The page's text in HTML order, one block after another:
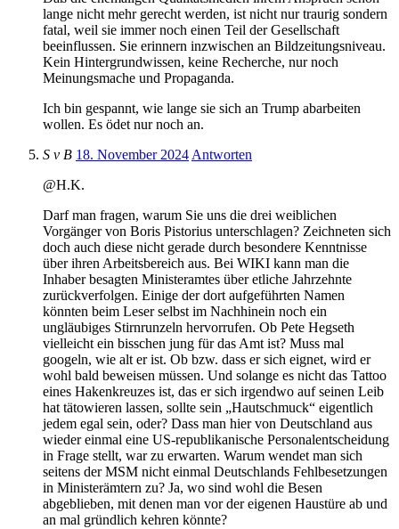
lange nicht mehr gerecht werden, ist nicht nur traurig sondern
fatal, weil sie immer noch einen Teil der Gesellschaft
beeinflussen. Sie erinnern inzwischen an Bildzeitungsniveau.
Kein Hintergrundwissen, keine Recherche, nur noch
Meinungsmache und Propaganda.
Ich bin gespannt, wie lange sie sich an Trump abarbeiten
wollen. Es ödet nur noch an.
S v B 18. November 2024Antworten
@H.K.
Darf man fragen, warum Sie uns die drei weiblichen
Vorgänger von Boris Pistorius unterschlagen? Zeichneten sich
doch auch diese nicht gerade durch besondere Kenntnisse
über ihren Arbeitsbereich aus. Bei WIKI kann man die
Inhaber besagten Ministeramtes über etliche Jahrzehnte
zurückverfolgen. Einige der dort aufgeführten Namen
könnten beim Leser selbst im Nachhinein noch ein
ungläubiges Stirnrunzeln hervorrufen. Ob Pete Hegseth
vielleicht ein bisschen jung für das Amt ist? Muss mal
googeln, wie alt er ist. Ob bzw. dass er sich eignet, wird er
wohl bald beweisen müssen. Und solange es nicht das Tattoo
eines Hakenkreuzes ist, das er sich irgendwo auf seinen Leib
hat tätowieren lassen, sollte sein „Hautschmuck“ eigentlich
jedem egal sein, oder? Dass man hier von Deutschland aus
wieder einmal eine US-republikanische Personalentscheidung
in Frage stellt, war zu erwarten. Warum wendet man sich
seitens der MSM nicht einmal Deutschlands Fehlbesetzungen
in Ministerämtern zu? Ja, wo sind wohl die Besen
abgeblieben, mit denen man vor der eigenen Haustüre ab und
an mal gründlich kehren könnte?